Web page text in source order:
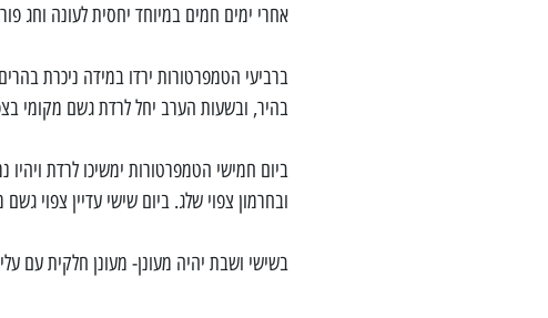
אחרי ימים חמים במיוחד יחסית לעונה וחג
ברביעי הטמפרטורות ירדו במידה ניכרת
בהיר, ובשעות הערב יחל לרדת גשם מקומי
ביום חמישי הטמפרטורות ימשיכו לרדת
ובחרמון צפוי שלג. ביום שישי עדיין צפוי
בשישי ושבת יהיה מעונן- מעונן חלקית עם